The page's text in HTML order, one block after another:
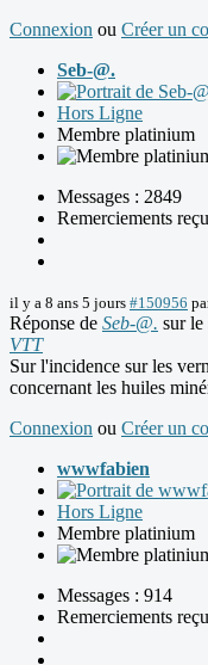
Connexion ou Créer un
Seb-@.
Hors Ligne
Membre platinium
Messages : 2849
Remerciements
il y a 8 ans 5 jours #150956
Réponse de Seb-@. sur le
VTT
Sur l'incidence sur les
concernant les huiles
Connexion ou Créer un
wwwfabien
Hors Ligne
Membre platinium
Messages : 914
Remerciements